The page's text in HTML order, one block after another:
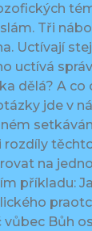
Tři
Uctívají
uctívá
dělá? A co
jde v
rozdíly
na
příkladu:
vůbec Bůh